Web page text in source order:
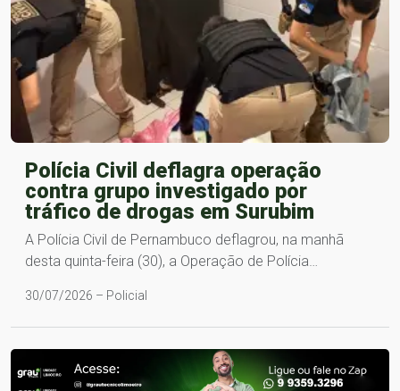
Polícia Civil deflagra operação
contra grupo investigado por
tráfico de drogas em Surubim
A Polícia Civil de Pernambuco deflagrou, na manhã
desta quinta-feira (30), a Operação de Polícia…
30/07/2026 – Policial